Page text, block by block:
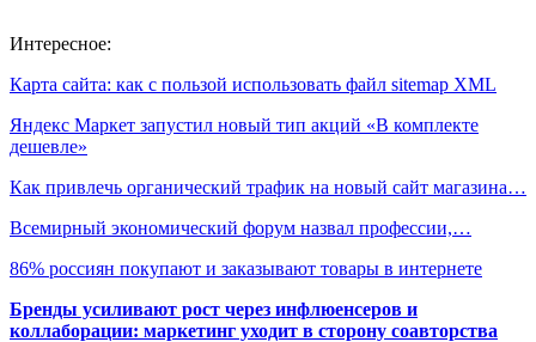
Интересное:
Карта сайта: как с пользой использовать файл sitemap XML
Яндекс Маркет запустил новый тип акций «В комплекте
дешевле»
Как привлечь органический трафик на новый сайт магазина…
Всемирный экономический форум назвал профессии,…
86% россиян покупают и заказывают товары в интернете
Бренды усиливают рост через инфлюенсеров и
коллаборации: маркетинг уходит в сторону соавторства